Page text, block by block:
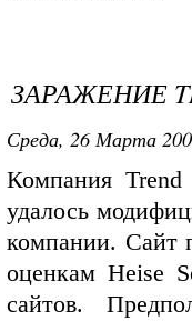
ЗАРАЖЕНИЕ
Среда, 26 Марта
Компания Trend
удалось
компании. Сайт
оценкам Heise
сайтов.